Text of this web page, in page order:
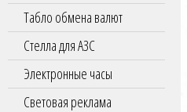
Табло обмена валют
Стелла для АЗС
Электронные часы
Световая реклама